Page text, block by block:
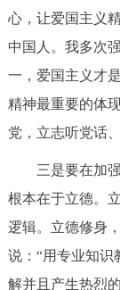
心，让爱国主义
中国人。我多次
一，爱国主义才
精神最重要的体
党，立志听党话
三是要在加强
根本在于立德。
逻辑。立德修身
说：“用专业知识
解并且产生热烈